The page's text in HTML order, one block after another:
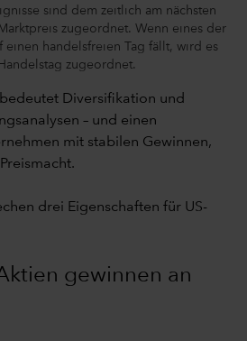
sind dem zeitlich am nächsten
zugeordnet. Wenn eines der
einen handelsfreien Tag fällt, wird es
zugeordnet.
Diversifikation und
– und einen
mit stabilen Gewinnen,
drei Eigenschaften für US-
gewinnen an